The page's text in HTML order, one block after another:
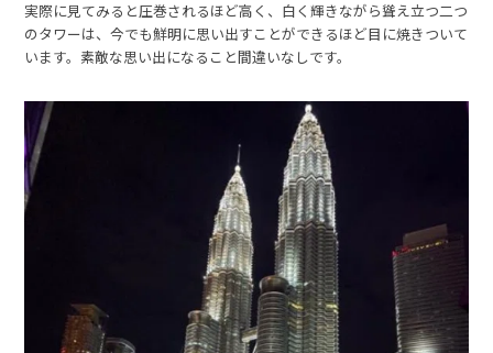
実際に見てみると圧巻されるほど高く、白く輝きながら聳え立つ二つ
のタワーは、今でも鮮明に思い出すことができるほど目に焼きついて
います。素敵な思い出になること間違いなしです。